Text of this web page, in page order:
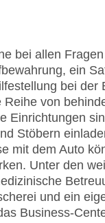
bei allen
ein
bei der
von
Einrichtungen
Stöbern
mit dem Auto
Unter den
und ein
Business-